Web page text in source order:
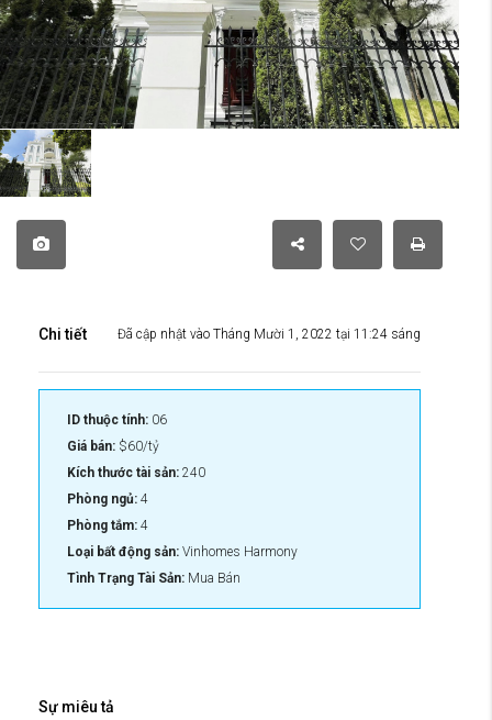
Chi tiết Đã cập nhật vào Tháng Mười 1, 2022 tại 11:24 sáng
ID thuộc tính: 06
Giá bán: $60/tỷ
Kích thước tài sản: 240
Phòng ngủ: 4
Phòng tắm: 4
Loại bất động sản: Vinhomes Harmony
Tình Trạng Tài Sản: Mua Bán
Sự miêu tả